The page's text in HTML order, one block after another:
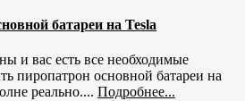
батареи на Tesla
и вас есть все необходимые
пиропатрон основной батареи на
реально.... Подробнее...